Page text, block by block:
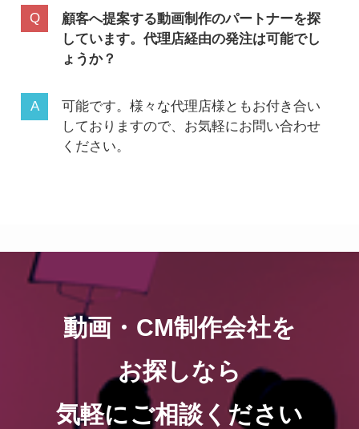
顧客へ提案する動画制作のパートナーを探
しています。代理店経由の発注は可能でし
ょうか？
可能です。様々な代理店様ともお付き合い
しておりますので、お気軽にお問い合わせ
ください。
動画・CM制作会社を
お探しなら
気軽にご相談ください